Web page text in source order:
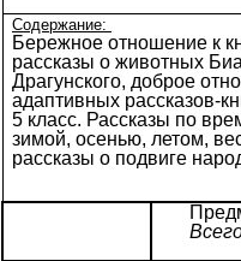
Содержание:
Бережное отношение к
рассказы о животных
Драгунского, доброе
адаптивных рассказов-
5 класс. Рассказы по
зимой, осенью, летом,
рассказы о подвиге